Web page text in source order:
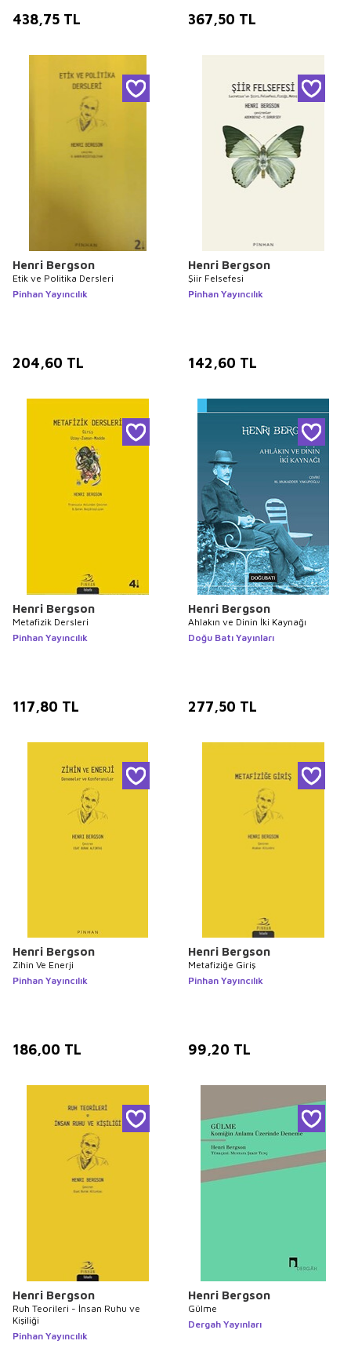
438,75 TL 367,50 TL
Henri Bergson
Etik ve Politika Dersleri
Pinhan Yayıncılık
204,60 TL
Henri Bergson
Şiir Felsefesi
Pinhan Yayıncılık
142,60 TL
Henri Bergson
Metafizik Dersleri
Pinhan Yayıncılık
117,80 TL
Henri Bergson
Ahlakın ve Dinin İki Kaynağı
Doğu Batı Yayınları
277,50 TL
Henri Bergson
Zihin Ve Enerji
Pinhan Yayıncılık
186,00 TL
Henri Bergson
Metafiziğe Giriş
Pinhan Yayıncılık
99,20 TL
Henri Bergson
Ruh Teorileri - İnsan Ruhu ve
Kişiliği
Pinhan Yayıncılık
Henri Bergson
Gülme
Dergah Yayınları